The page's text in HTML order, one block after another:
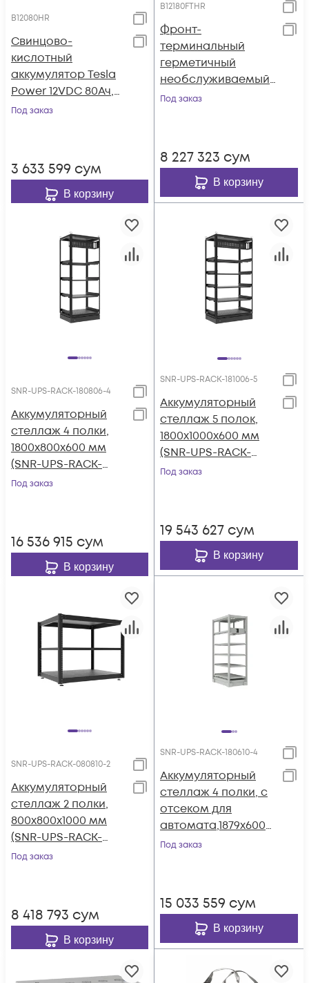
B12080HR
Свинцово-
кислотный
аккумулятор Tesla
Power 12VDC 80Ач,
серия High-rate
Под заказ
3 633 599 сум
В корзину
B12180FTHR
Фронт-
терминальный
герметичный
необслуживаемый
аккумулятор Tesla
Под заказ
8 227 323 сум
В корзину
SNR-UPS-RACK-180806-4
Аккумуляторный
стеллаж 4 полки,
1800х800х600 мм
(SNR-UPS-RACK-
180806-4)
Под заказ
16 536 915 сум
В корзину
SNR-UPS-RACK-181006-5
Аккумуляторный
стеллаж 5 полок,
1800x1000x600 мм
(SNR-UPS-RACK-
181006-5)
Под заказ
19 543 627 сум
В корзину
SNR-UPS-RACK-080810-2
Аккумуляторный
стеллаж 2 полки,
800х800х1000 мм
(SNR-UPS-RACK-
080810-2)
Под заказ
8 418 793 сум
В корзину
SNR-UPS-RACK-180610-4
Аккумуляторный
стеллаж 4 полки, с
отсеком для
автомата,1879х600х1
000мм (SNR-UPS-
Под заказ
15 033 559 сум
В корзину